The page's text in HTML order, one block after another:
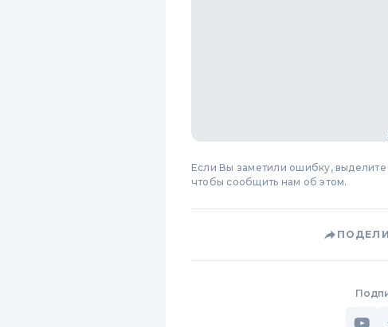
Если Вы заметили ошибку,
чтобы сообщить нам об этом.